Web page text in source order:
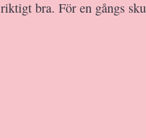
bra. För en gångs